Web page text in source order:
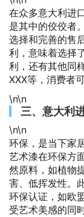
在众多意大利进
是其中的佼佼者
选择和完善的售
利，意味着选择
利，还有其他同
XXX等，消费者
\n\n
三、意大利
\n\n
环保，是当下家
艺术漆在环保方
然原料，如植物
害、低挥发性。
环保认证，如欧
受艺术美感的同